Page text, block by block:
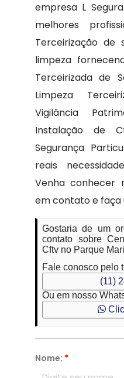
empresa L
melhores
Terceirização de
limpeza
Terceirizada de
Limpeza
Vigilância
Instalação de
Segurança
reais
Venha conhecer
em contato e
Gostaria de um
contato sobre
Cftv no Parque
Fale conosco pelo
(11)
Ou em nosso
Nome: *